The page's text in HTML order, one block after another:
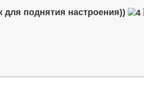
для поднятия настроения))